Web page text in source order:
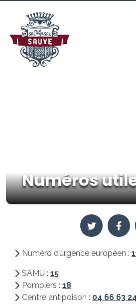
Numéros
Numéro d’urgence européen :
SAMU : 15
Pompiers : 18
Centre antipoison : 04 66 63